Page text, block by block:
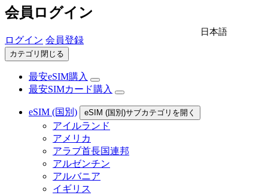
会員ログイン
ログイン 会員登録
日本語
カテゴリ閉じる
最安eSIM購入
最安SIMカード購入
eSIM (国別) eSIM (国別)サブカテゴリを開く
アイルランド
アメリカ
アラブ首長国連邦
アルゼンチン
アルバニア
イギリス